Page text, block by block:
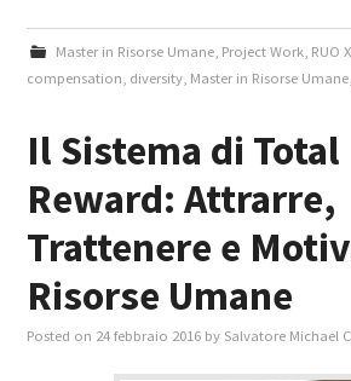
Master in Risorse Umane, Project Work, RUO
compensation diversity Master in Risorse Umane
Il Sistema di Total
Reward: Attrarre,
Trattenere e
Risorse Umane
Posted on 24 febbraio 2016 by Salvatore Michael